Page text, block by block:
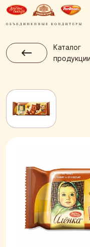
Каталог
продукции